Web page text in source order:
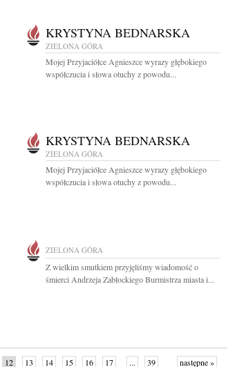
KRYSTYNA BEDNARSKA
ZIELONA GÓRA
Mojej Przyjaciółce Agnieszce wyrazy głębokiego
współczucia i słowa otuchy z powodu...
KRYSTYNA BEDNARSKA
ZIELONA GÓRA
Mojej Przyjaciółce Agnieszce wyrazy głębokiego
współczucia i słowa otuchy z powodu...
ZIELONA GÓRA
Z wielkim smutkiem przyjęliśmy wiadomość o
śmierci Andrzeja Zabłockiego Burmistrza miasta i...
12 13 14 15 16 17 ... 39 następne »